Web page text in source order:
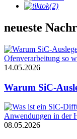
neueste
14.05.2026
Warum SiC-
08.05.2026